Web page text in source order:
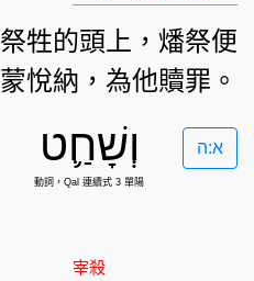
牲的頭上，燔祭便
蒙悅納，為他贖罪。
א:ה וְשָׁחַ֛ט